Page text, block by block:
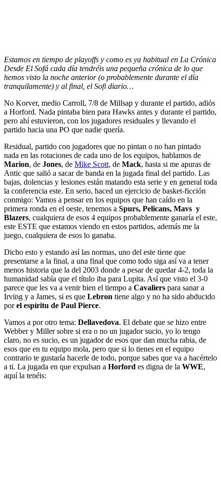
Estamos en tiempo de playoffs y como es ya habitual en La Crónica
Desde El Sofá cada día tendréis una pequeña crónica de lo que
hemos visto la noche anterior (o probablemente durante el día
tranquilamente) y al final, el Sofi diario…
No Korver, medio Carroll, 7/8 de Millsap y durante el partido, adiós
a Horford. Nada pintaba bien para Hawks antes y durante el partido,
pero ahí estuvieron, con los jugadores residuales y llevando el
partido hacia una PO que nadie quería.
Residual, partido con jugadores que no pintan o no han pintado
nada en las rotaciones de cada uno de los equipos, hablamos de
Marion, de Jones, de Mike Scott, de Mack, hasta si me apuras de
Antic que salió a sacar de banda en la jugada final del partido. Las
bajas, dolencias y lesiones están matando esta serie y en general toda
la conferencia este. En serio, haced un ejercicio de basket-ficción
conmigo: Vamos a pensar en los equipos que han caído en la
primera ronda en el oeste, tenemos a Spurs, Pelicans, Mavs y
Blazers, cualquiera de esos 4 equipos probablemente ganaría el este,
este ESTE que estamos viendo en estos partidos, además me la
juego, cualquiera de esos lo ganaba.
Dicho esto y estando así las normas, uno del este tiene que
presentarse a la final, a una final que como todo siga así va a tener
menos historia que la del 2003 donde a pesar de quedar 4-2, toda la
humanidad sabía que el título iba para Lupita. Así que visto el 3-0
parece que les va a venir bien el tiempo a Cavaliers para sanar a
Irving y a James, si es que Lebron tiene algo y no ha sido abducido
porel espíritu de Paul Pierce.
Vamos a por otro tema: Dellavedova. El debate que se hizo entre
Webber y Miller sobre si era o no un jugador sucio, yo lo tengo
claro, no es sucio, es un jugador de esos que dan mucha rabia, de
esos que en tu equipo mola, pero que si lo tienes en el equipo
contrario te gustaría hacerle de todo, porque sabes que va a hacértelo
a ti. La jugada en que expulsan a Horford es digna de la WWE,
aquí la tenéis: